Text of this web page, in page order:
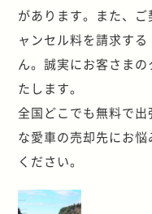
があります。また、
ャンセル料を請求す
ん。誠実にお客さま
たします。
全国どこでも無料で
な愛車の売却先にお
ください。